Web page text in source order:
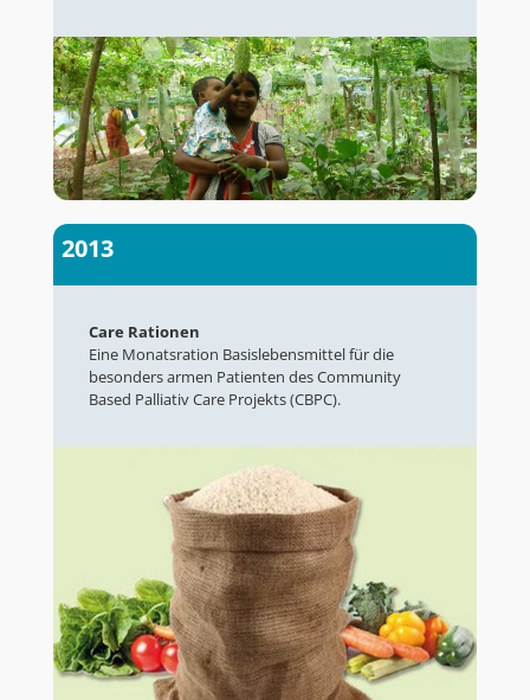
2013
Care Rationen
Eine Monatsration Basislebensmittel für die
besonders armen Patienten des Community
Based Palliativ Care Projekts (CBPC).